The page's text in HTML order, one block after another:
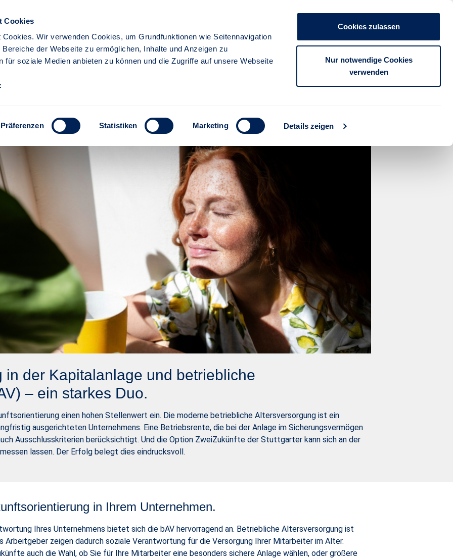
Cookies
Wir verwenden Cookies, um Grundfunktionen wie Seitennavigation
der Webseite zu ermöglichen, Inhalte und Anzeigen zu
für soziale Medien anbieten zu können und die Zugriffe auf unsere Webseite
Präferenzen Statistiken Marketing Details zeigen
Cookies zulassen
Nur notwendige Cookies
verwenden
Unternehmen Presse Kontakt
FÜR PARTNER FÜR KUNDEN
Versicherung - Stuttgarter
in der Kapitalanlage und betriebliche
– ein starkes Duo.
einen hohen Stellenwert ein. Die moderne betriebliche Altersversorgung ist ein
ausgerichteten Unternehmens. Eine Betriebsrente, die bei der Anlage im Sicherungsvermögen
Ausschlusskriterien berücksichtigt. Und die Option ZweiZukünfte der Stuttgarter kann sich an der
lassen. Der Erfolg belegt dies eindrucksvoll.
in Ihrem Unternehmen.
Ihres Unternehmens bietet sich die bAV hervorragend an. Betriebliche Altersversorgung ist
zeigen dadurch soziale Verantwortung für die Versorgung Ihrer Mitarbeiter im Alter.
auch die Wahl, ob Sie für Ihre Mitarbeiter eine besonders sichere Anlage wählen, oder größere